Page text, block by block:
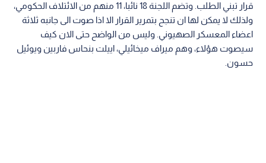
قرار تبني الطلب. وتضم اللجنة 18 نائبا، 11 منهم من الائتلاف الحكومي،
ولذلك لا يمكن لها ان تنجح بتمرير القرار الا اذا صوت الى جانبه ثلاثة
اعضاء المعسكر الصهيوني. وليس من الواضح حتى الان كيف
سيصوت هؤلاء، وهم ميراف ميخائيلي، اييلت بنحاس فاربين ويوئيل
حسون.